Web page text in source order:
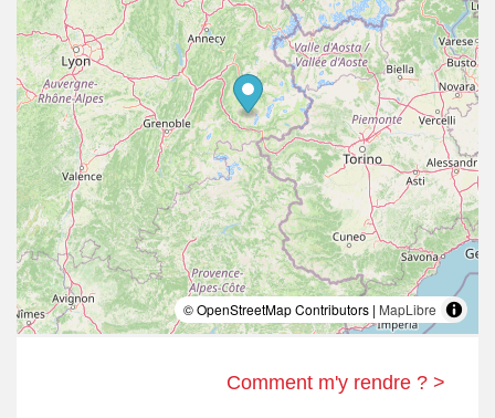
© OpenStreetMap Contributors | MapLibre
Comment m'y rendre ? >